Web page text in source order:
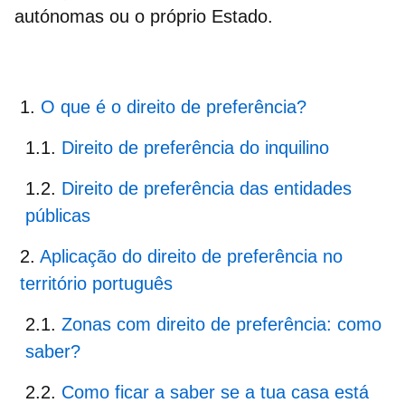
autónomas ou o próprio Estado.
O que é o direito de preferência?
Direito de preferência do inquilino
Direito de preferência das entidades
públicas
Aplicação do direito de preferência no
território português
Zonas com direito de preferência: como
saber?
Como ficar a saber se a tua casa está